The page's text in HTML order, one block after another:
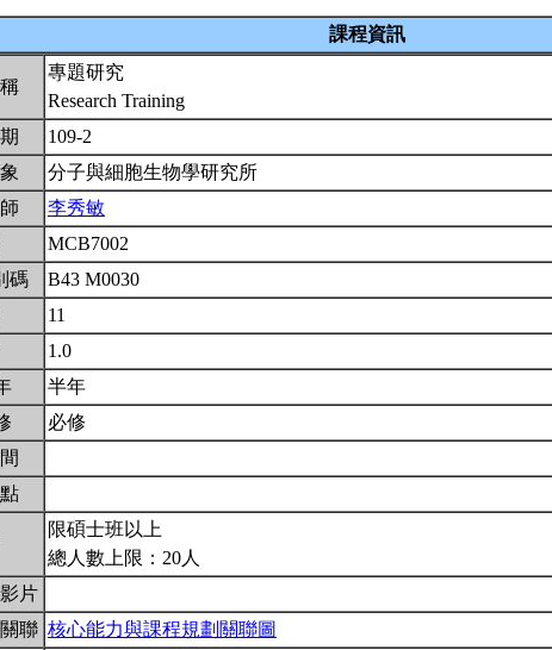
課程資訊
專題研究
Research Training
109-2
分子與細胞生物學研究所
李秀敏
MCB7002
碼
B43 M0030
11
1.0
半年
必修
限碩士班以上
總人數上限：20人
片
聯 核心能力與課程規劃關聯圖